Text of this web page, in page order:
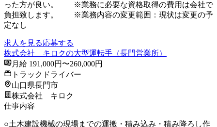
った方が良い。 ※業務に必要な資格取得の費用は会社で
負担致します。 ※業務内容の変更範囲：現状は変更の予
定なし
求人を見る応募する
株式会社 キロクの大型運転手（長門営業所）
月給 191,000円〜260,000円
トラックドライバー
山口県長門市
株式会社 キロク
仕事内容
○土木建設機械の現場までの運搬・積み込み・積み降ろし作